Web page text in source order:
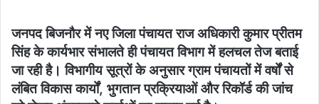
जनपद बिजनौर में नए जिला पंचायत राज अधिकारी कुमार प्रीतम
सिंह के कार्यभार संभालते ही पंचायत विभाग में हलचल तेज बताई
जा रही है। विभागीय सूत्रों के अनुसार ग्राम पंचायतों में वर्षों से
लंबित विकास कार्यों, भुगतान प्रक्रियाओं और रिकॉर्ड की जांच